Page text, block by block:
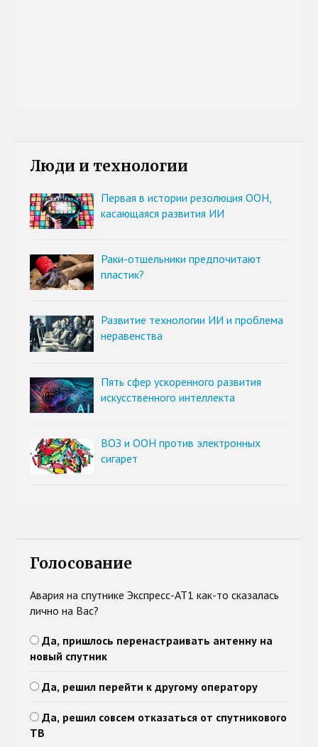
Люди и технологии
Первая в истории резолюция ООН,
касающаяся развития ИИ
Раки-отшельники предпочитают
пластик?
Развитие технологии ИИ и проблема
неравенства
Пять сфер ускоренного развития
искусственного интеллекта
ВОЗ и ООН против электронных
сигарет
Голосование
Авария на спутнике Экспресс-АТ1 как-то сказалась
лично на Вас?
Да, пришлось перенастраивать антенну на
новый спутник
Да, решил перейти к другому оператору
Да, решил совсем отказаться от спутникового
ТВ